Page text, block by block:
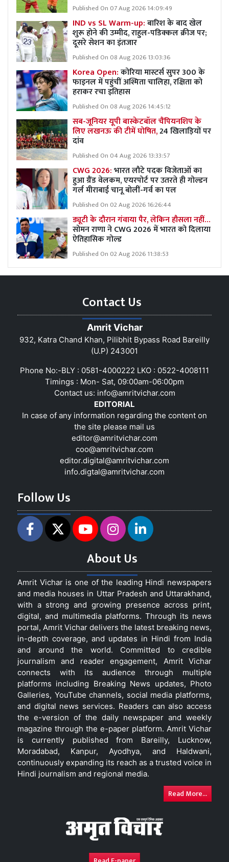
Published On 07 Aug 2026 14:09:49
IND vs SL Warm-up:बारिश के बाद खेल
शुरू होने की उम्मीद, राहुल-पडिक्कल क्रीज पर;
दूसरे सेशन का इंतजार
Published On 08 Aug 2026 13:03:36
Korea Open:कोरिया मास्टर्स सुपर 300 के
फाइनल में पहुंचीं अश्मिता चालिहा, रक्षिता को
हराकर रचा इतिहास
Published On 08 Aug 2026 14:45:12
सब-जूनियर यूपी बास्केटबॉल चैंपियनशिप के
लिए लखनऊ की टीमें घोषित,24 खिलाड़ियों पर
दांव
Published On 04 Aug 2026 13:33:57
CWG 2026:भारत लौटे पदक विजेताओं का
हुआ ग्रैंड वेलकम, एयरपोर्ट पर उतरते ही गोल्डन
गर्ल मीराबाई चानू बोलीं-गर्व का पल
Published On 02 Aug 2026 16:26:44
ड्यूटी के दौरान गंवाया पैर, लेकिन हौसला नहीं…
सोमन राणा ने CWG 2026 में भारत को दिलाया
ऐतिहासिक गोल्ड
Published On 02 Aug 2026 11:38:53
Contact Us
Amrit Vichar
932, Katra Chand Khan, Pilibhit Bypass Road Bareilly
(U.P) 243001
Phone No:-BLY : 0581-4000222 LKO : 0522-4008111
Timings : Mon- Sat, 09:00am-06:00pm
Contact us: info@amritvichar.com
EDITORIAL
In case of any information regarding the content on
the site please mail us
editor@amritvichar.com
coo@amritvichar.com
editor.digital@amritvichar.com
info.digtal@amritvichar.com
Follow Us
About Us
Amrit Vichar is one of the leading Hindi newspapers
and media houses in Uttar Pradesh and Uttarakhand,
with a strong and growing presence across print,
digital, and multimedia platforms. Through its news
portal, Amrit Vichar delivers the latest breaking news,
in-depth coverage, and updates in Hindi from India
and around the world. Committed to credible
journalism and reader engagement, Amrit Vichar
connects with its audience through multiple
platforms including Breaking News updates, Photo
Galleries, YouTube channels, social media platforms,
and digital news services. Readers can also access
the e-version of the daily newspaper and weekly
magazine through the e-paper platform. Amrit Vichar
is currently published from Bareilly, Lucknow,
Moradabad, Kanpur, Ayodhya, and Haldwani,
continuously expanding its reach as a trusted voice in
Hindi journalism and regional media.
Read More...